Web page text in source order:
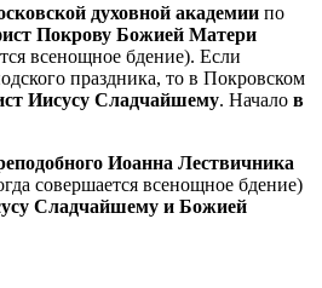
духовной академии по
Покрову Божией Матери
всенощное бдение). Если
праздника, то в Покровском
Иисусу Сладчайшему. Начало в
Иоанна Лествичника
совершается всенощное бдение)
Сладчайшему и Божией